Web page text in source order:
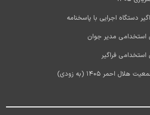
دستگاه اجرایی با پاسخنامه
استخدامی مدیر جوان
استخدامی فراگیر
احمر 1405 (به زودی)